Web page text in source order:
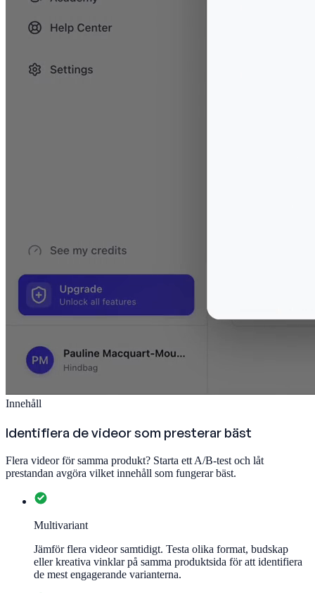
Innehåll
Identifiera de videor som presterar bäst
Flera videor för samma produkt? Starta ett A/B-test och låt
prestandan avgöra vilket innehåll som fungerar bäst.
Multivariant
Jämför flera videor samtidigt. Testa olika format, budskap
eller kreativa vinklar på samma produktsida för att identifiera
de mest engagerande varianterna.